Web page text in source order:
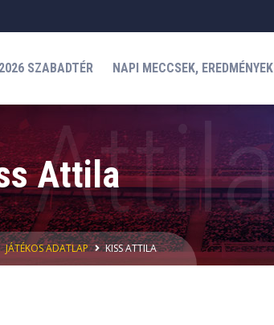
2026 SZABADTÉR NAPI MECCSEK, EREDMÉNYEK
Attila
JÁTÉKOS ADATLAP KISS ATTILA